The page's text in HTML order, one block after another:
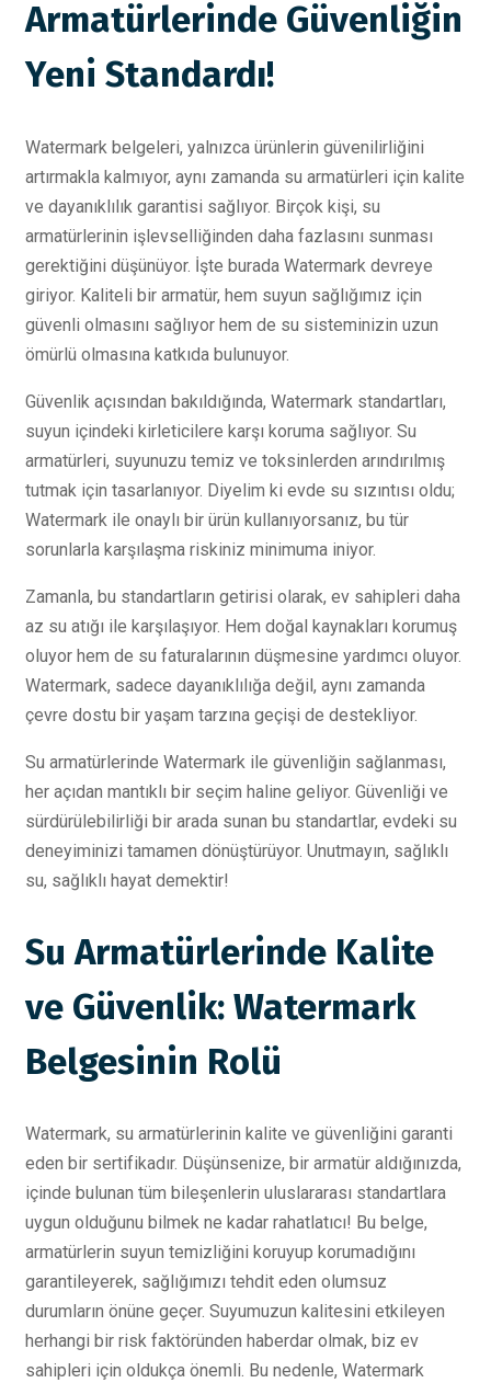
Armatürlerinde Güvenliğin
Yeni Standardı!
Watermark belgeleri, yalnızca ürünlerin güvenilirliğini
artırmakla kalmıyor, aynı zamanda su armatürleri için kalite
ve dayanıklılık garantisi sağlıyor. Birçok kişi, su
armatürlerinin işlevselliğinden daha fazlasını sunması
gerektiğini düşünüyor. İşte burada Watermark devreye
giriyor. Kaliteli bir armatür, hem suyun sağlığımız için
güvenli olmasını sağlıyor hem de su sisteminizin uzun
ömürlü olmasına katkıda bulunuyor.
Güvenlik açısından bakıldığında, Watermark standartları,
suyun içindeki kirleticilere karşı koruma sağlıyor. Su
armatürleri, suyunuzu temiz ve toksinlerden arındırılmış
tutmak için tasarlanıyor. Diyelim ki evde su sızıntısı oldu;
Watermark ile onaylı bir ürün kullanıyorsanız, bu tür
sorunlarla karşılaşma riskiniz minimuma iniyor.
Zamanla, bu standartların getirisi olarak, ev sahipleri daha
az su atığı ile karşılaşıyor. Hem doğal kaynakları korumuş
oluyor hem de su faturalarının düşmesine yardımcı oluyor.
Watermark, sadece dayanıklılığa değil, aynı zamanda
çevre dostu bir yaşam tarzına geçişi de destekliyor.
Su armatürlerinde Watermark ile güvenliğin sağlanması,
her açıdan mantıklı bir seçim haline geliyor. Güvenliği ve
sürdürülebilirliği bir arada sunan bu standartlar, evdeki su
deneyiminizi tamamen dönüştürüyor. Unutmayın, sağlıklı
su, sağlıklı hayat demektir!
Su Armatürlerinde Kalite
ve Güvenlik: Watermark
Belgesinin Rolü
Watermark, su armatürlerinin kalite ve güvenliğini garanti
eden bir sertifikadır. Düşünsenize, bir armatür aldığınızda,
içinde bulunan tüm bileşenlerin uluslararası standartlara
uygun olduğunu bilmek ne kadar rahatlatıcı! Bu belge,
armatürlerin suyun temizliğini koruyup korumadığını
garantileyerek, sağlığımızı tehdit eden olumsuz
durumların önüne geçer. Suyumuzun kalitesini etkileyen
herhangi bir risk faktöründen haberdar olmak, biz ev
sahipleri için oldukça önemli. Bu nedenle, Watermark